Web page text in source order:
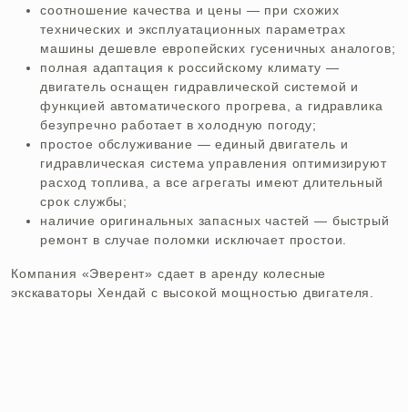
соотношение качества и цены — при схожих
технических и эксплуатационных параметрах
машины дешевле европейских гусеничных аналогов;
полная адаптация к российскому климату —
двигатель оснащен гидравлической системой и
функцией автоматического прогрева, а гидравлика
безупречно работает в холодную погоду;
простое обслуживание — единый двигатель и
гидравлическая система управления оптимизируют
расход топлива, а все агрегаты имеют длительный
срок службы;
наличие оригинальных запасных частей — быстрый
ремонт в случае поломки исключает простои.
Компания «Эверент» сдает в аренду колесные
экскаваторы Хендай с высокой мощностью двигателя.